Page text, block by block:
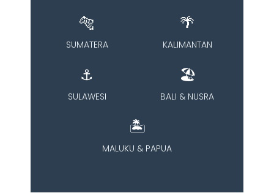
🐅
SUMATERA
🌴
KALIMANTAN
⚓
SULAWESI
🏖️
BALI & NUSRA
🏝️
MALUKU & PAPUA